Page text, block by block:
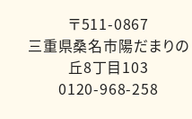
〒511-0867
三重県桑名市陽だまりの
丘8丁目103
0120-968-258